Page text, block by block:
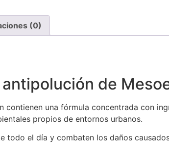
(0)
de
contienen una fórmula concentrada con
propios de entornos urbanos.
todo el día y combaten los daños